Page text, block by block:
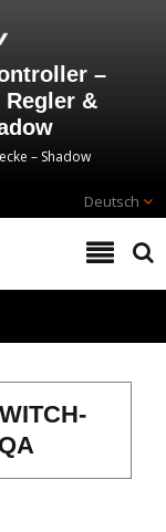
–
&
– Shadow
Deutsch